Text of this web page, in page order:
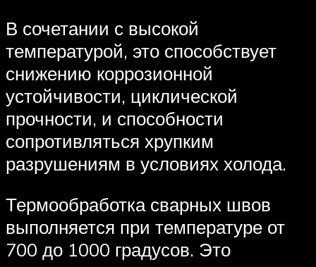
В сочетании с высокой
температурой, это способствует
снижению коррозионной
устойчивости, циклической
прочности, и способности
сопротивляться хрупким
разрушениям в условиях холода.
Термообработка сварных швов
выполняется при температуре от
700 до 1000 градусов. Это